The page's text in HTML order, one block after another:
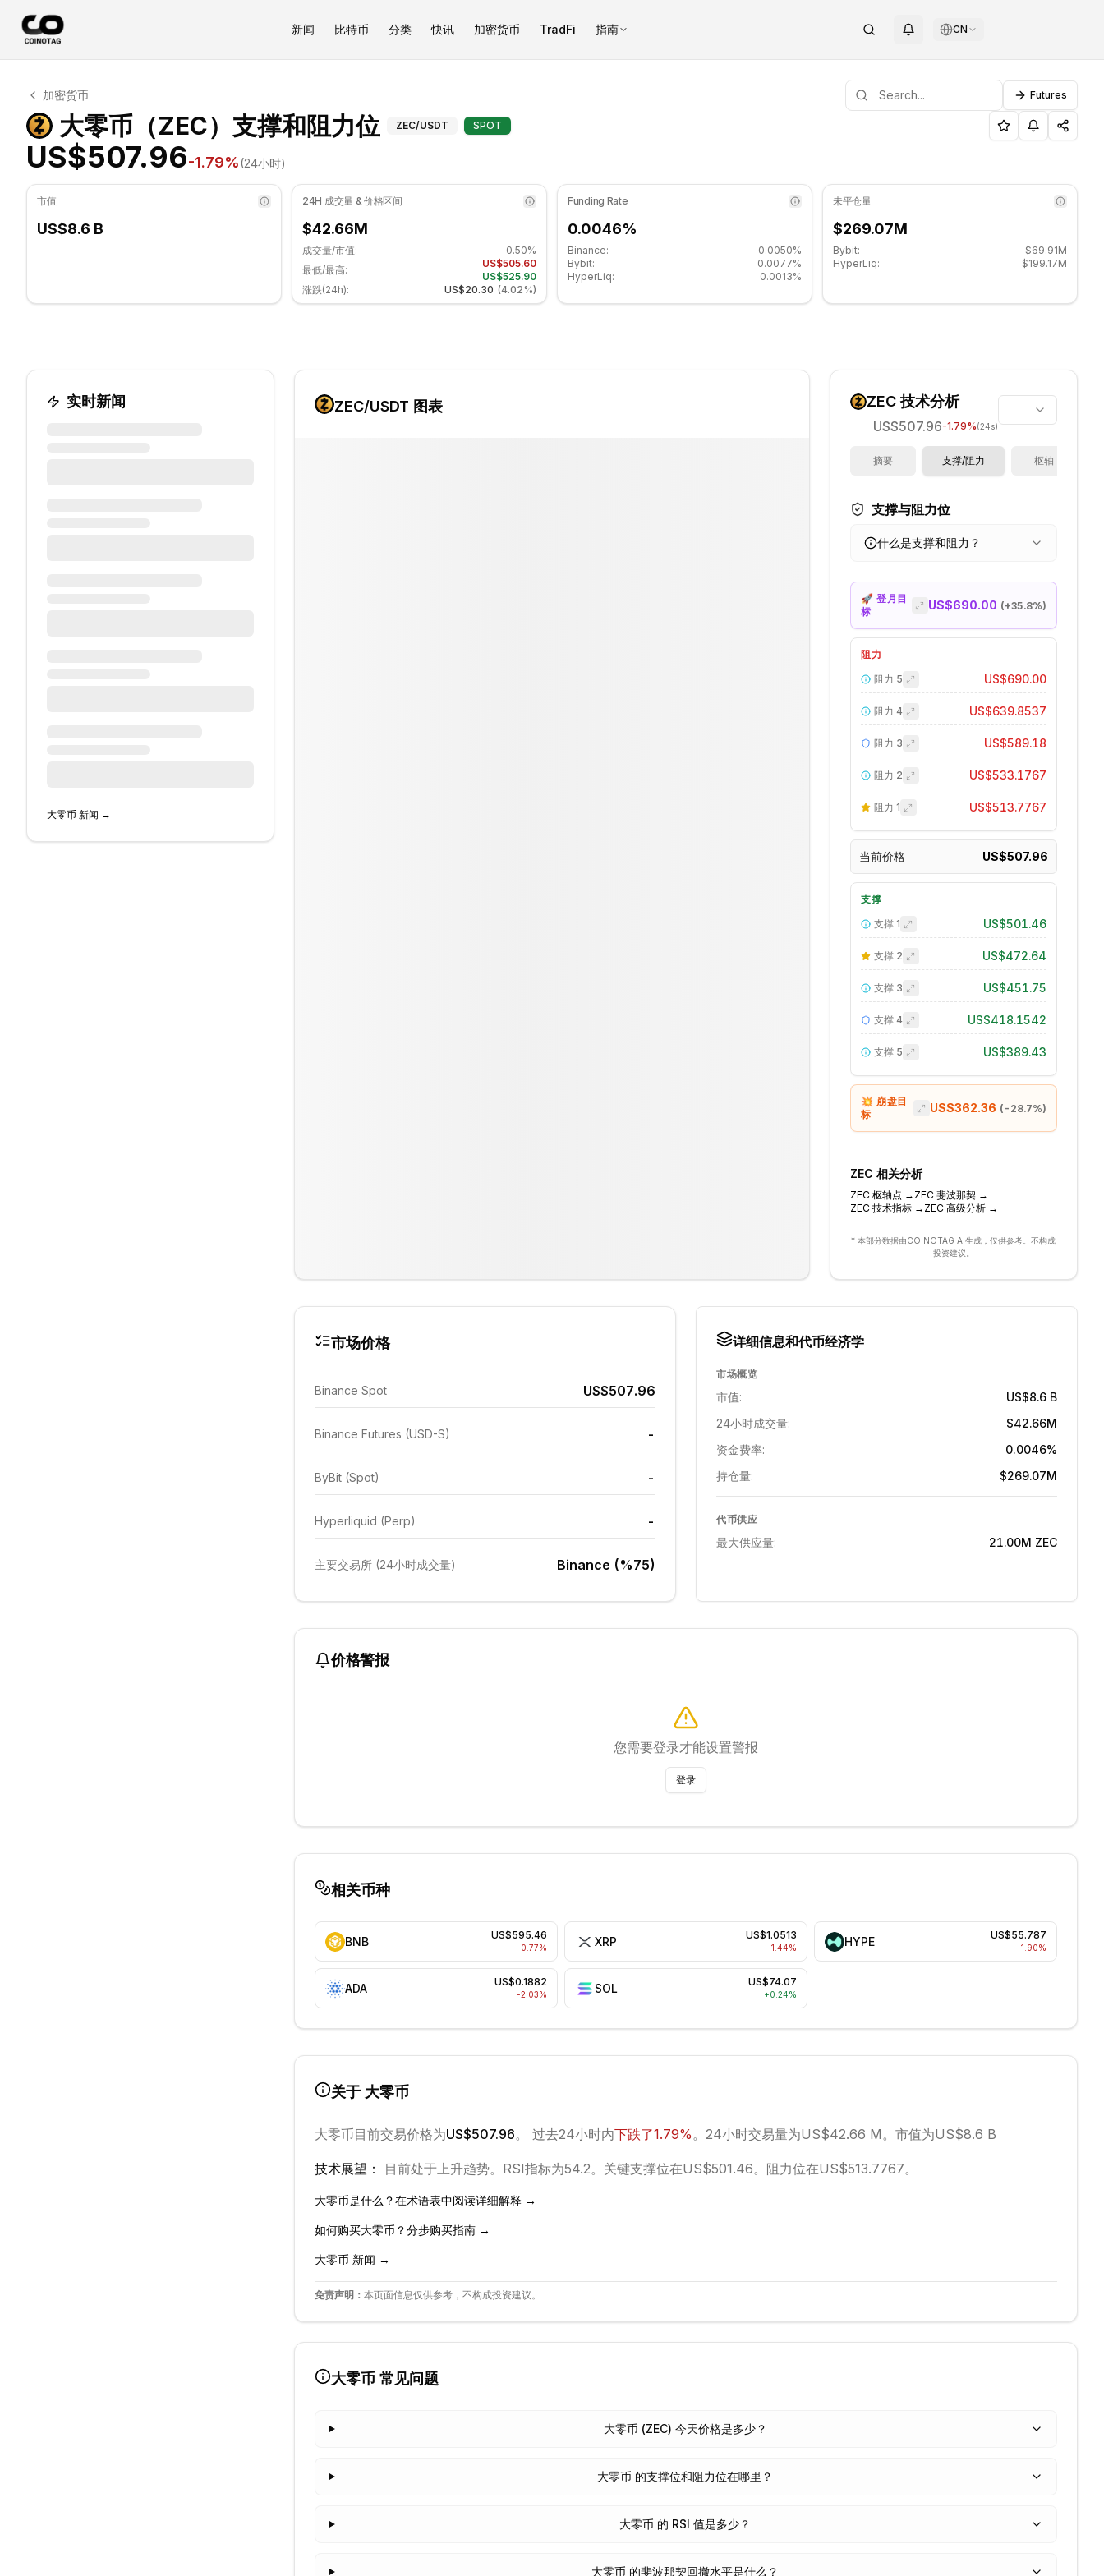
新闻 比特币 分类 快讯 加密货币 TradFi 指南 CN
大零币 技术分析
大零币 目前交易价格为 US$507.96. RSI 指标为 54.24 处于中性区域. 日线趋势看涨. 重要支撑位: $501.65, 阻力位: $524.37.
加密货币 Futures
大零币（ZEC）支撑和阻力位 大零币（ZEC）支撑和阻力位 - COINOTAG
ZEC/USDT SPOT
US$507.96-1.79%(24小时)
市值
US$8.6 B
24H 成交量 & 价格区间
$42.66M
成交量/市值:
0.50%
最低/最高:
US$505.60
US$525.90
涨跌(24h):
US$20.30 (4.02%)
Funding Rate
0.0046%
Binance:
0.0050%
Bybit:
0.0077%
HyperLiq:
0.0013%
未平仓量
$269.07M
Bybit:
$69.91M
HyperLiq:
$199.17M
实时新闻
大零币 新闻 →
ZEC/USDT 图表 ZEC技术分析
US$507.96-1.79%(24s)
摘要 支撑/阻力 枢轴
支撑与阻力位
什么是支撑和阻力？
🚀 登月目
标
US$690.00 (+35.8%)
阻力
阻力 5 US$690.00
阻力 4 US$639.8537
阻力 3 US$589.18
阻力 2 US$533.1767
阻力 1 US$513.7767
当前价格 US$507.96
支撑
支撑 1 US$501.46
支撑 2 US$472.64
支撑 3 US$451.75
支撑 4 US$418.1542
支撑 5 US$389.43
💥 崩盘目
标
US$362.36 ( -28.7%)
ZEC 相关分析
ZEC 枢轴点 → ZEC 斐波那契→
ZEC 技术指标→ ZEC 高级分析→
* 本部分数据由COINOTAG AI生成，仅供参考。不构成
投资建议。
市场价格
Binance Spot US$507.96
Binance Futures (USD-S) -
ByBit (Spot) -
Hyperliquid (Perp) -
主要交易所 (24小时成交量) Binance (%75)
详细信息和代币经济学
市场概览
市值:
US$8.6 B
24小时成交量:
$42.66M
资金费率:
0.0046%
持仓量:
$269.07M
代币供应
最大供应量: 21.00M ZEC
价格警报
您需要登录才能设置警报
登录
相关币种
BNB US$595.46
-0.77% XRP US$1.0513
-1.44% HYPE US$55.787
-1.90%
ADA US$0.1882
-2.03% SOL US$74.07
+0.24%
关于 大零币
大零币目前交易价格为US$507.96。 过去24小时内下跌了1.79%。 24小时交易量为US$42.66 M。 市值为US$8.6 B
技术展望： 目前处于上升趋势。 RSI指标为54.2。 关键支撑位在US$501.46。 阻力位在US$513.7767。
大零币是什么？在术语表中阅读详细解释 →
如何购买大零币 ？分步购买指南 →
大零币 新闻 →
免责声明： 本页面信息仅供参考，不构成投资建议。
大零币常见问题
大零币 (ZEC) 今天价格是多少？
大零币 的支撑位和阻力位在哪里？
大零币 的 RSI 值是多少？
大零币 的斐波那契回撤水平是什么？